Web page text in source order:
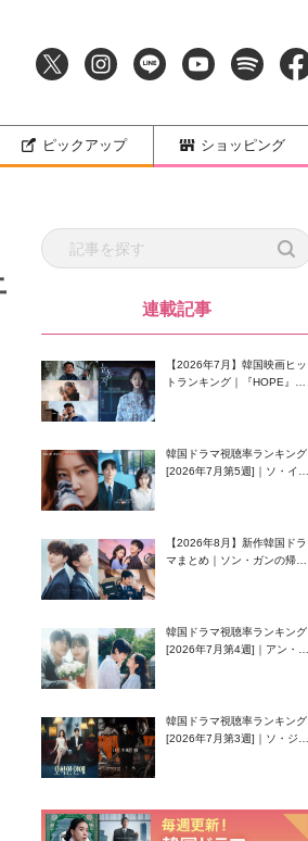
ピックアップ ショッピング
連載記事
【2026年7月】韓国映画ヒッ
トランキング｜『HOPE』が
韓国ドラマ視聴率ランキング
[2026年7月第5週]｜ソ・イン
【2026年8月】新作韓国ドラ
マまとめ｜ソン・ガンの帰
韓国ドラマ視聴率ランキング
[2026年7月第4週]｜アン・ヒ
韓国ドラマ視聴率ランキング
[2026年7月第3週]｜ソ・ジソ